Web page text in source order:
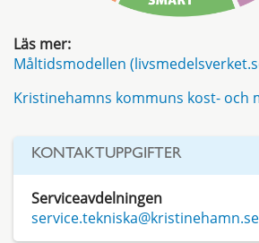
Läs mer:
Måltidsmodellen (li
Kristinehamns kommuns kost- och
KONTAKTUPPGIFTER
Serviceavdelningen
service.tekniska@kristinehamn.se